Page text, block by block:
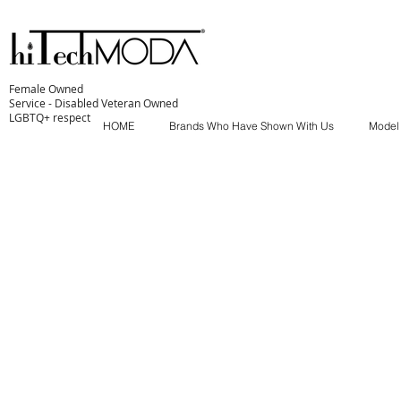
Female Owned
Service - Disabled Veteran Owned
LGBTQ+ respect
HOME Brands Who Have Shown With Us